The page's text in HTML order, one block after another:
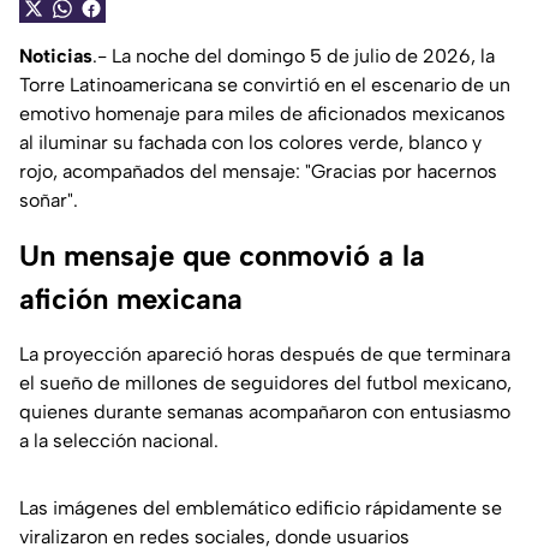
Noticias.- La noche del domingo 5 de julio de 2026, la
Torre Latinoamericana se convirtió en el escenario de un
emotivo homenaje para miles de aficionados mexicanos
al iluminar su fachada con los colores verde, blanco y
rojo, acompañados del mensaje: "Gracias por hacernos
soñar".
Un mensaje que conmovió a la
afición mexicana
La proyección apareció horas después de que terminara
el sueño de millones de seguidores del futbol mexicano,
quienes durante semanas acompañaron con entusiasmo
a la selección nacional.
Las imágenes del emblemático edificio rápidamente se
viralizaron en redes sociales, donde usuarios